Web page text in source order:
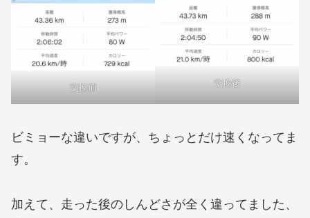
交換前 交換後
ビミョーな違いですが、ちょっとだけ速くなってま
す。
加えて、走った後のしんどさが全く違ってました、